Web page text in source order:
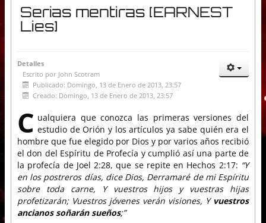
Serias mentiras [EARNEST
Lies]
Detalles
Escrito por John Scotram
Publicado: Domingo, 13 de Enero de 2013, 23:57
Creado: Domingo, 13 de Enero de 2013, 23:57
C ualquiera que conozca las primeras versiones del
estudio de Orión y los artículos ya sabe quién era el
hombre que fue elegido por Dios y por varios años recibió
el don del Espíritu de Profecía y cumplió así una parte de
la profecía de Joel 2:28, que se repite en Hechos 2:17: “Y
en los postreros días, dice Dios, Derramaré de mi Espíritu
sobre toda carne, Y vuestros hijos y vuestras hijas
profetizarán; Vuestros jóvenes verán visiones, Y vuestros
ancianos soñarán sueños;”